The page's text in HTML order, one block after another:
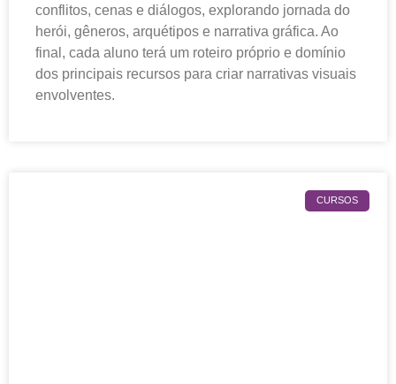
conflitos, cenas e diálogos, explorando jornada do
herói, gêneros, arquétipos e narrativa gráfica. Ao
final, cada aluno terá um roteiro próprio e domínio
dos principais recursos para criar narrativas visuais
envolventes.
CURSOS